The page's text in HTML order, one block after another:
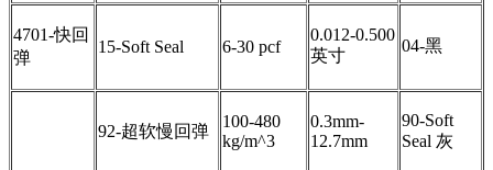
4701-快回
弹
15-Soft Seal 6-30 pcf
0.012-0.500
英寸
04-黑
92-超软慢回弹
100-480
kg/m^3
0.3mm-
12.7mm
90-Soft
Seal 灰